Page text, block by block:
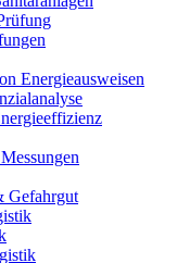
Energieausweisen
Gefahrgut